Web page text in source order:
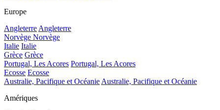
Europe
AngleterreAngleterre
Norvège Norvège
Italie Italie
Grèce Grèce
Portugal, Les Acores Portugal, Les Acores
Ecosse Ecosse
Australie, Pacifique et OcéanieAustralie, Pacifique et Océanie
Amériques